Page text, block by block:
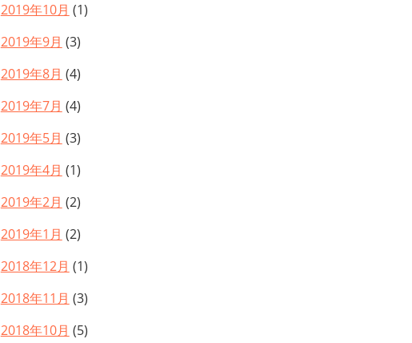
2019年10月 (1)
2019年9月 (3)
2019年8月 (4)
2019年7月 (4)
2019年5月 (3)
2019年4月 (1)
2019年2月 (2)
2019年1月 (2)
2018年12月 (1)
2018年11月 (3)
2018年10月 (5)